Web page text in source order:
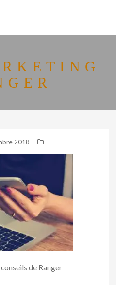
2018
de Ranger